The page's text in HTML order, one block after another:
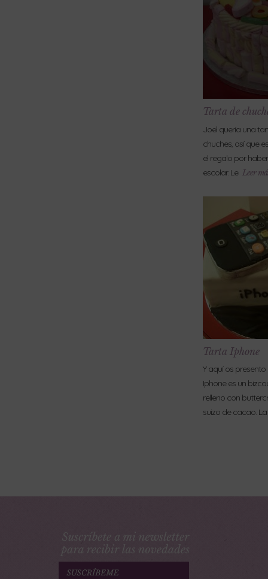
Tarta de
Joel quería una
chuches, así que
el regalo por
escolar. Le Leer
Tarta Iphone
Y aquí os presento
Iphone es un
relleno con
suizo de cacao. La